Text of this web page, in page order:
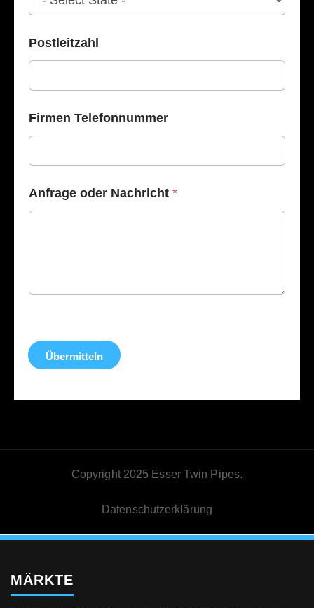
o
d
r
s
s
Postleitzahl
Firmen Telefonnummer
Anfrage oder Nachricht *
Übermitteln
Copyright 2025 Esser Twin Pipes.
Datenschutzerklärung
MÄRKTE